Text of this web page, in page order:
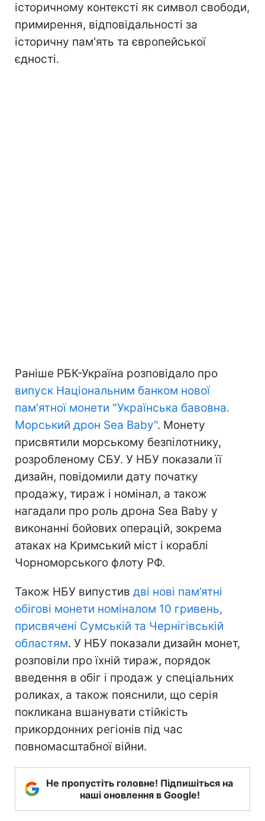
історичному контексті як символ свободи,
примирення, відповідальності за
історичну пам'ять та європейської
єдності.
Раніше РБК-Україна розповідало про
випуск Національним банком нової
пам'ятної монети "Українська бавовна.
Морський дрон Sea Baby". Монету
присвятили морському безпілотнику,
розробленому СБУ. У НБУ показали її
дизайн, повідомили дату початку
продажу, тираж і номінал, а також
нагадали про роль дрона Sea Baby у
виконанні бойових операцій, зокрема
атаках на Кримський міст і кораблі
Чорноморського флоту РФ.
Також НБУ випустив дві нові пам’ятні
обігові монети номіналом 10 гривень,
присвячені Сумській та Чернігівській
областям. У НБУ показали дизайн монет,
розповіли про їхній тираж, порядок
введення в обіг і продаж у спеціальних
роликах, а також пояснили, що серія
покликана вшанувати стійкість
прикордонних регіонів під час
повномасштабної війни.
Не пропустіть головне! Підпишіться на
наші оновлення в Google!